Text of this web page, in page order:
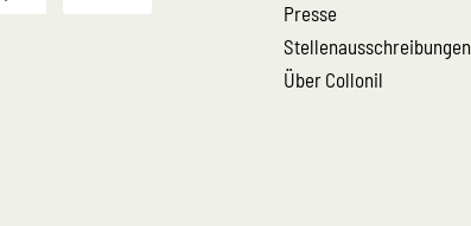
Presse
Stellenausschreibungen
Über Collonil